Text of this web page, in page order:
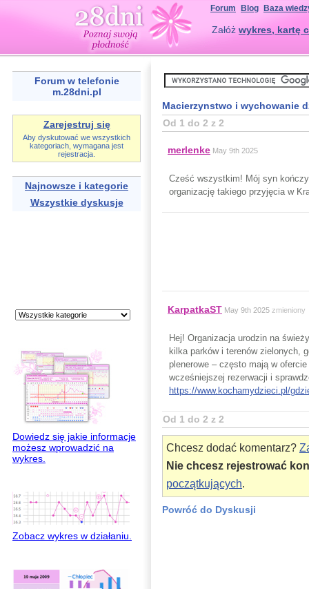
Forum Blog Baza
Załóż wykres, kartę
Forum w telefonie
m.28dni.pl
Zarejestruj się
Aby dyskutować we wszystkich
kategoriach, wymagana jest
rejestracja.
Najnowsze i kategorie
Wszystkie dyskusje
Dowiedz się jakie informacje
możesz wprowadzić na
wykres.
Zobacz wykres w działaniu.
Macierzynstwo i wychowanie
Od 1 do 2 z 2
merlenke May 9th 2025
Cześć wszystkim! Mój syn
organizację takiego przyjęcia w
KarpatkaST May 9th 2025 zmieniony
Hej! Organizacja urodzin na
kilka parków i terenów zielonych,
plenerowe – często mają w
wcześniejszej rezerwacji i
https://www.kochamydzieci.pl/
Od 1 do 2 z 2
Chcesz dodać komentarz?
Nie chcesz rejestrować
początkujących.
Powróć do Dyskusji